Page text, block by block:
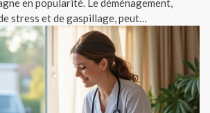
stress et de gaspillage, peut…